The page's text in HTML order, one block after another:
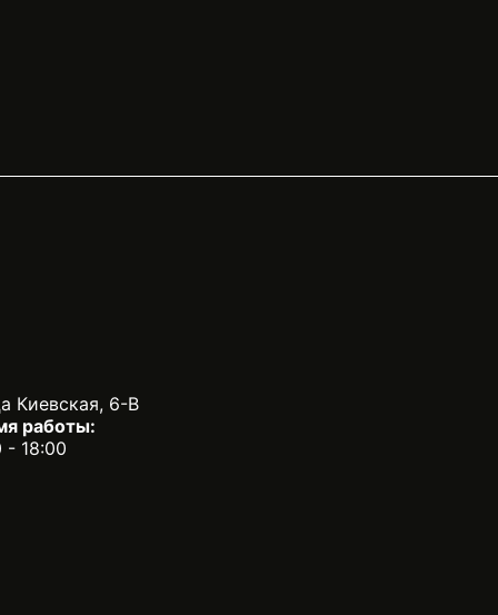
Устранение неисправностей
Киевская, 6-В
работы:
- 18:00